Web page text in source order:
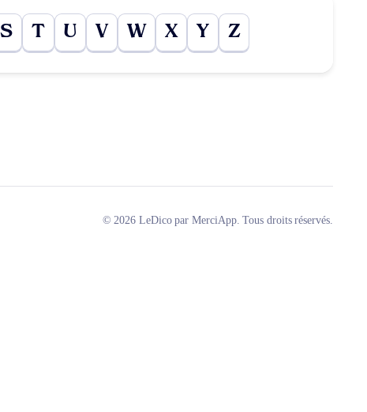
S T U V W X Y Z
© 2026 LeDico par MerciApp. Tous droits réservés.